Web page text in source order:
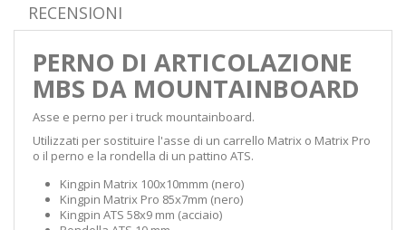
RECENSIONI
PERNO DI ARTICOLAZIONE
MBS DA MOUNTAINBOARD
Asse e perno per i truck mountainboard.
Utilizzati per sostituire l'asse di un carrello Matrix o Matrix Pro
o il perno e la rondella di un pattino ATS.
Kingpin Matrix 100x10mmm (nero)
Kingpin Matrix Pro 85x7mm (nero)
Kingpin ATS 58x9 mm (acciaio)